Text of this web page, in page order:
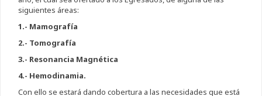
siguientes áreas:
1.- Mamografía
2.- Tomografía
3.- Resonancia Magnética
4.- Hemodinamia.
Con ello se estará dando cobertura a las necesidades que está